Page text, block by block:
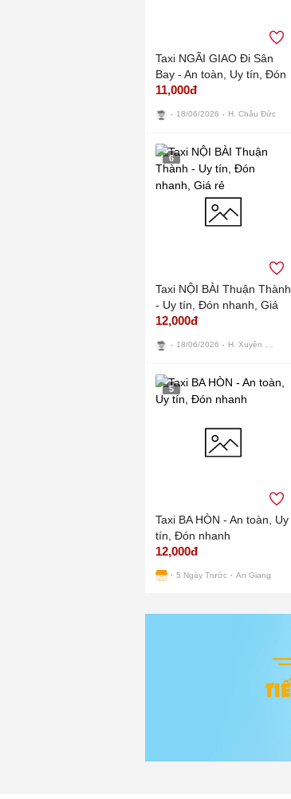
Taxi NGÃI GIAO Đi Sân
Bay - An toàn, Uy tín, Đón
nhanh
11,000đ
18/06/2026 H. Châu Đức
6
Taxi NỘI BÀI Thuận Thành
- Uy tín, Đón nhanh, Giá
rẻ
12,000đ
18/06/2026
5
Taxi BA HÒN - An toàn, Uy
tín, Đón nhanh
12,000đ
5 Ngày Trước An Giang